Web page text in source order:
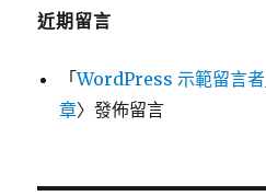
近期留言
「WordPress 示範留言者
章〉發佈留言